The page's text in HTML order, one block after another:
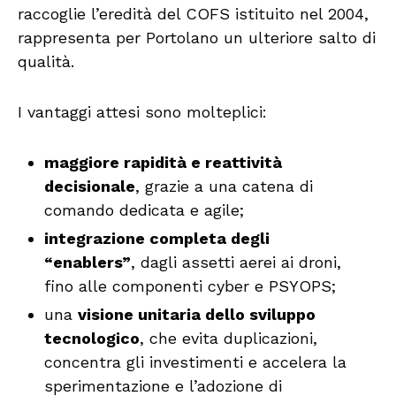
raccoglie l’eredità del COFS istituito nel 2004,
rappresenta per Portolano un ulteriore salto di
qualità.
I vantaggi attesi sono molteplici:
maggiore rapidità e reattività
decisionale, grazie a una catena di
comando dedicata e agile;
integrazione completa degli
“enablers”, dagli assetti aerei ai droni,
fino alle componenti cyber e PSYOPS;
una visione unitaria dello sviluppo
tecnologico, che evita duplicazioni,
concentra gli investimenti e accelera la
sperimentazione e l’adozione di